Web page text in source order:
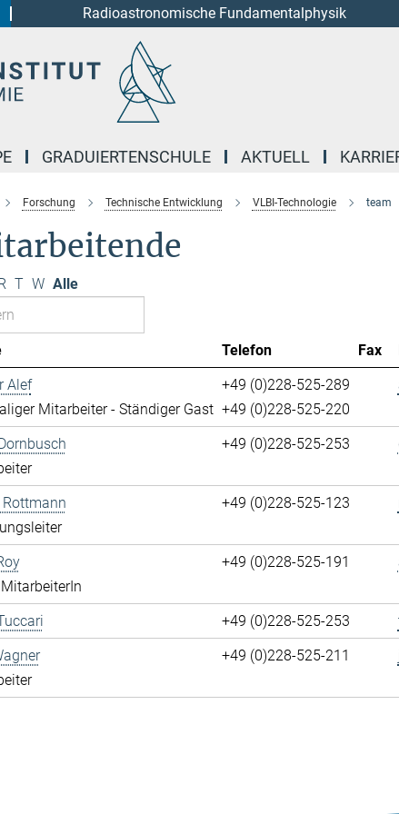
Radioastronomische Fundamentalphysik
GRADUIERTENSCHULE AKTUELL
Forschung Technische Entwicklung VLBI-Technologie team
T W Alle
Telefon Fax
Alef
Mitarbeiter - Ständiger Gast
+49 (0)228-525-289
+49 (0)228-525-220
+49 (0)228-525-253
Rottmann
+49 (0)228-525-123
+49 (0)228-525-191
+49 (0)228-525-253
+49 (0)228-525-211